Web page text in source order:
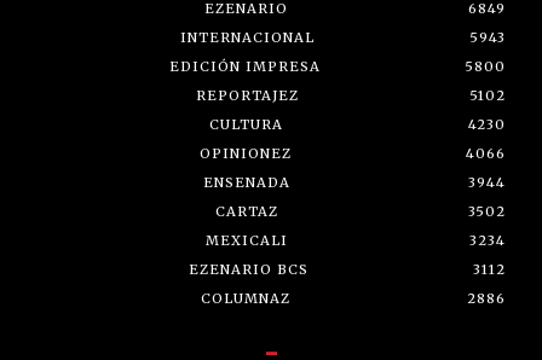
EZENARIO
6849
INTERNACIONAL
5943
EDICIÓN IMPRESA
5800
REPORTAJEZ
5102
CULTURA
4230
OPINIONEZ
4066
ENSENADA
3944
CARTAZ
3502
MEXICALI
3234
EZENARIO BCS
3112
COLUMNAZ
2886